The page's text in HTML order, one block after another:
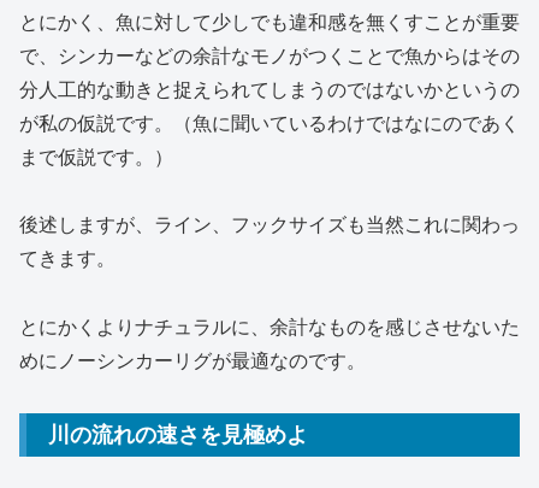
とにかく、魚に対して少しでも違和感を無くすことが重要
で、シンカーなどの余計なモノがつくことで魚からはその
分人工的な動きと捉えられてしまうのではないかというの
が私の仮説です。（魚に聞いているわけではなにのであく
まで仮説です。）
後述しますが、ライン、フックサイズも当然これに関わっ
てきます。
とにかくよりナチュラルに、余計なものを感じさせないた
めにノーシンカーリグが最適なのです。
川の流れの速さを見極めよ